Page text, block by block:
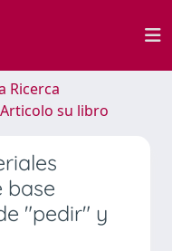
Ricerca
su libro
base
"pedir" y